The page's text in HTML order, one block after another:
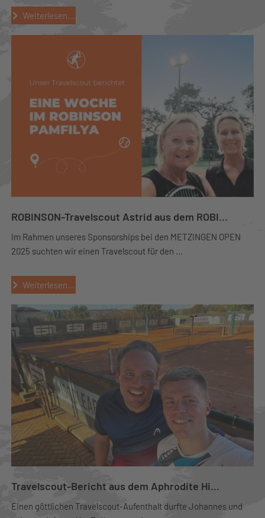
Weiterlesen...
ROBINSON-Travelscout Astrid aus dem ROBI...
Im Rahmen unseres Sponsorships bei den METZINGEN OPEN
2025 suchten wir einen Travelscout für den ...
Weiterlesen...
Travelscout-Bericht aus dem Aphrodite Hi...
Einen göttlichen Travelscout-Aufenthalt durfte Johannes und